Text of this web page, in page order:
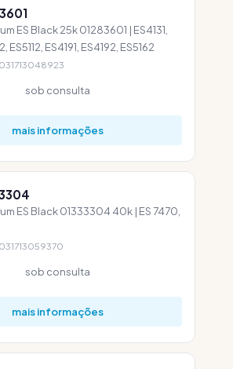
ES Black 25k 01283601 | ES4131,
ES5112, ES4191, ES4192, ES5162
sob consulta
mais informações
ES Black 01333304 40k | ES 7470,
sob consulta
mais informações